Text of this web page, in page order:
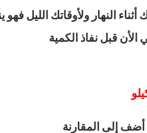
النهار ولأوقاتك الليل
أضف إلى المقارنة